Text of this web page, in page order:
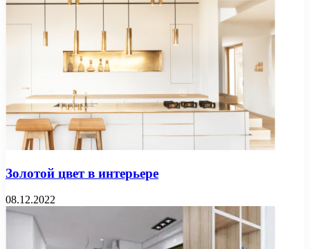
Золотой цвет в интерьере
08.12.2022